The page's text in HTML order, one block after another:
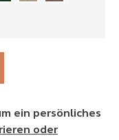
ein persönliches
oder